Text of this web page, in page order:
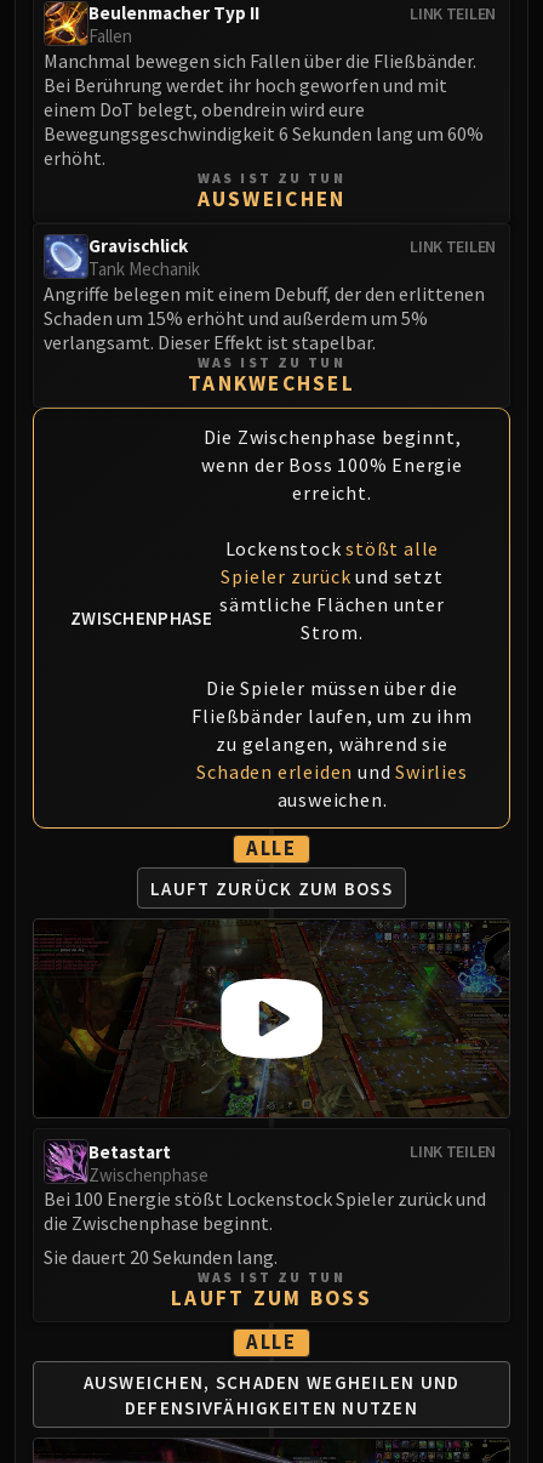
LINK TEILEN
Beulenmacher Typ II
Fallen
Manchmal bewegen sich Fallen über die Fließbänder.
Bei Berührung werdet ihr hoch geworfen und mit
einem DoT belegt, obendrein wird eure
Bewegungsgeschwindigkeit 6 Sekunden lang um 60%
erhöht.
WAS IST ZU TUN
AUSWEICHEN
LINK TEILEN
Gravischlick
Tank Mechanik
Angriffe belegen mit einem Debuff, der den erlittenen
Schaden um 15% erhöht und außerdem um 5%
verlangsamt. Dieser Effekt ist stapelbar.
WAS IST ZU TUN
TANKWECHSEL
ZWISCHENPHASE
Die Zwischenphase beginnt,
wenn der Boss 100% Energie
erreicht.
Lockenstockstößt alle
Spieler zurück und setzt
sämtliche Flächen unter
Strom.
Die Spieler müssen über die
Fließbänder laufen, um zu ihm
zu gelangen, während sie
Schaden erleiden undSwirlies
ausweichen.
ALLE
LAUFT ZURÜCK ZUM BOSS
LINK TEILEN
Betastart
Zwischenphase
Bei 100 Energie stößt Lockenstock Spieler zurück und
die Zwischenphase beginnt.
Sie dauert 20 Sekunden lang.
WAS IST ZU TUN
LAUFT ZUM BOSS
ALLE
AUSWEICHEN, SCHADEN WEGHEILEN UND
DEFENSIVFÄHIGKEITEN NUTZEN